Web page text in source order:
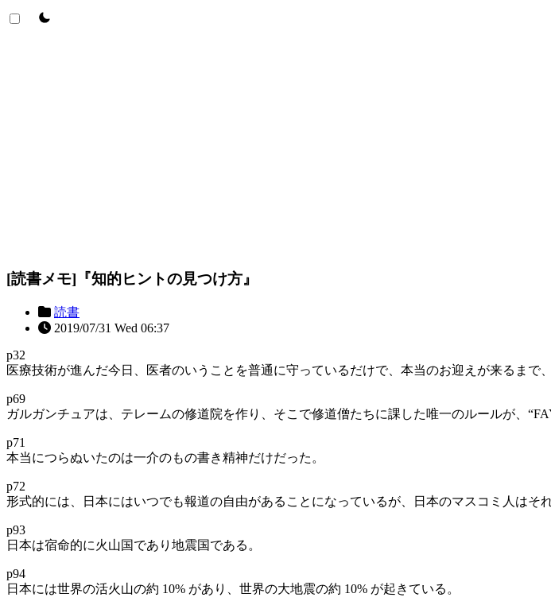
theme switcher
[読書メモ]『知的ヒントの見つけ方』
読書
2019/07/31 Wed 06:37
p32
医療技術が進んだ今日、医者のいうことを普通に守っているだけで、本当のお迎えが来るまで
p69
ガルガンチュアは、テレームの修道院を作り、そこで修道僧たちに課した唯一のルールが、
p71
本当につらぬいたのは一介のもの書き精神だけだった。
p72
形式的には、日本にはいつでも報道の自由があることになっているが、日本のマスコミ人は
p93
日本は宿命的に火山国であり地震国である。
p94
日本には世界の活火山の約 10% があり、世界の大地震の約 10% が起きている。